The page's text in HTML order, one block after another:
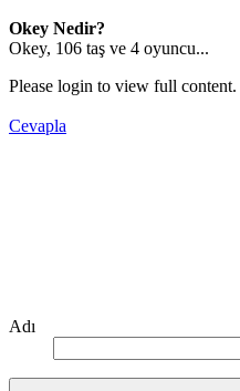
Okey Nedir?
Okey, 106 taş ve 4 oyuncu...
Please login to view full content.
Cevapla
Adı